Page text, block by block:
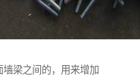
梁之间的，用来增加